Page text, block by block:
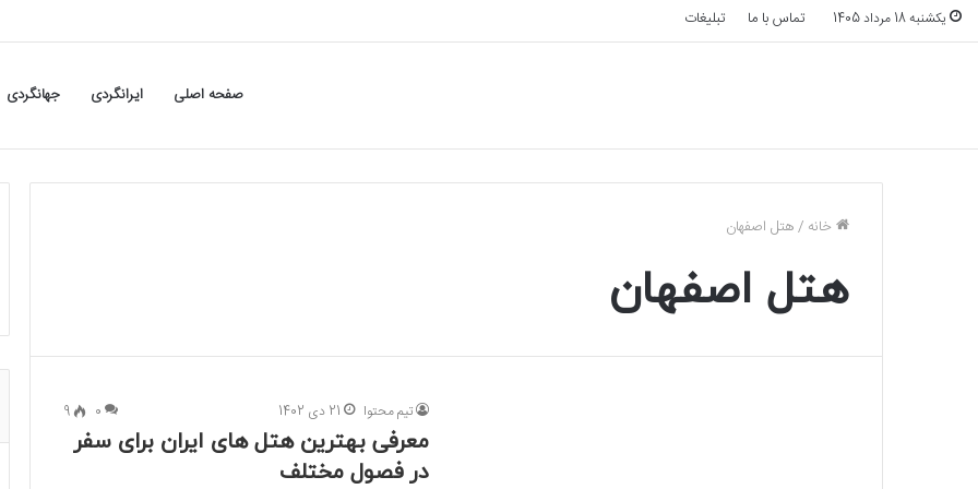
یکشنبه 18 مرداد 1405 تماس با ما تبلیغات
صفحه اصلی ایرانگردی جهانگردی
خانه /هتل اصفهان
هتل اصفهان
تیم محتوا 21 دی 1402 0
9
معرفی بهترین هتل های ایران برای سفر
در فصول مختلف